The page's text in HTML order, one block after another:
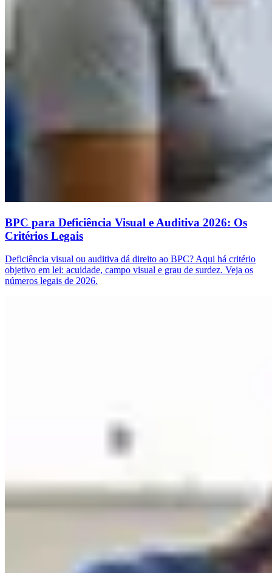
BPC para Deficiência Visual e Auditiva 2026: Os
Critérios Legais
Deficiência visual ou auditiva dá direito ao BPC? Aqui há critério
objetivo em lei: acuidade, campo visual e grau de surdez. Veja os
números legais de 2026.